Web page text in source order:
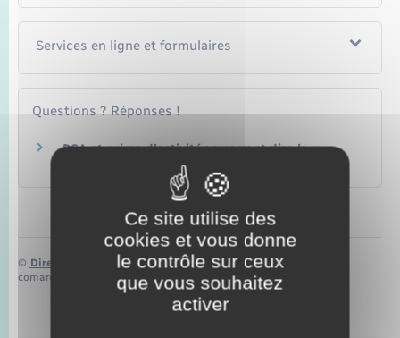
Services en ligne et formulaires
Questions ? Réponses !
RSA et prime d'activité : que veut dire la
résidence stable et effective en France ?
© Direction de l’information légale et administrative
comarquage developpé par baseo.io
Ce site utilise des
cookies et vous donne
le contrôle sur ceux
que vous souhaitez
activer